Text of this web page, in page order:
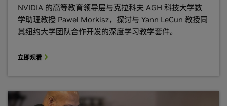
NVIDIA 的高等教育领导层与克拉科夫 AGH 科技大学数
学助理教授 Pawel Morkisz，探讨与 Yann LeCun 教授同
其纽约大学团队合作开发的深度学习教学套件。
立即观看